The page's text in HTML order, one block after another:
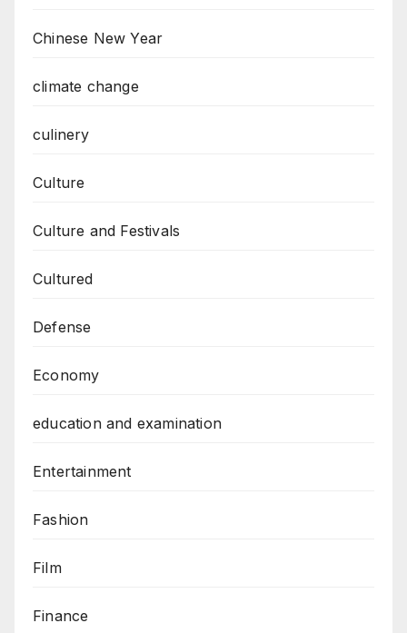
Chinese New Year
climate change
culinery
Culture
Culture and Festivals
Cultured
Defense
Economy
education and examination
Entertainment
Fashion
Film
Finance